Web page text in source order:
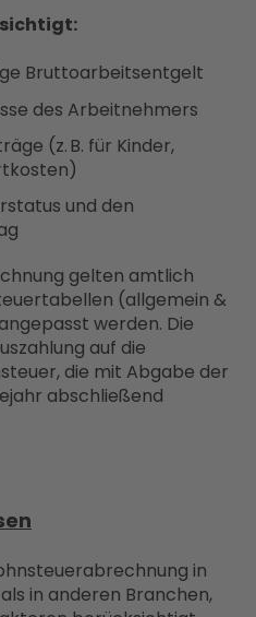
Bruttoarbeitsentgelt
des Arbeitnehmers
(z. B. für Kinder,
und den
gelten amtlich
(allgemein &
werden. Die
auf die
die mit Abgabe der
abschließend
in
in anderen Branchen,